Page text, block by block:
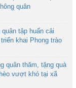
quân
tập huấn cải
khai Phong trào
quân thăm, tặng quà
vượt khó tại xã